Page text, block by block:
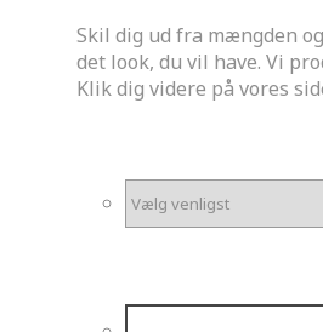
Skil dig ud fra mængden
det look, du vil have. Vi
Klik dig videre på vores